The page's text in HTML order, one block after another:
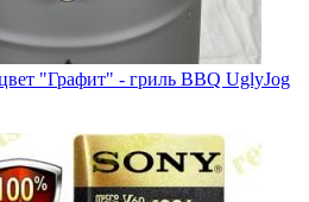
"Графит" - гриль BBQ UglyJog